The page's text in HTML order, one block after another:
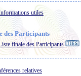
utiles
des Participants
finale des Participants
relatives